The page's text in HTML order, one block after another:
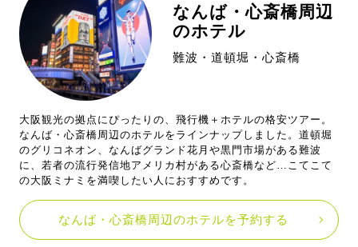
なんば・心斎橋周辺
のホテル
難波・道頓堀・心斎橋
大阪観光の拠点にぴったりの、飛行機＋ホテルの格安ツアー。
なんば・心斎橋周辺のホテルをラインナップしました。道頓堀
のグリコネオン、なんばグランド花月や黒門市場がある難波
に、若者の流行発信地アメリカ村がある心斎橋など…こてこて
の大阪ミナミを満喫したい人におすすめです。
なんば・心斎橋周辺のホテルを予約する